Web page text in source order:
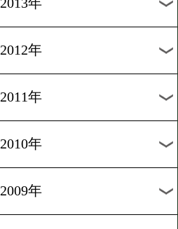
2020年
2019年
2017年